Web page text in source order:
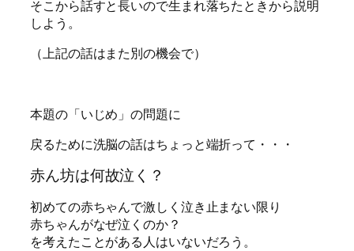
そこから話すと長いので生まれ落ちたときから説明
しよう。
（上記の話はまた別の機会で）
本題の「いじめ」の問題に
戻るために洗脳の話はちょっと端折って・・・
赤ん坊は何故泣く？
初めての赤ちゃんで激しく泣き止まない限り
赤ちゃんがなぜ泣くのか？
を考えたことがある人はいないだろう。